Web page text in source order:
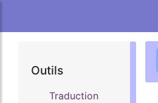
Outils
Traduction